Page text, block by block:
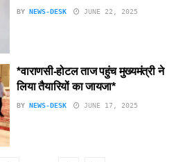
BY NEWS-DESK JUNE 22, 2025
*वाराणसी-होटल ताज पहुंच मुख्यमंत्री ने
लिया तैयारियों का जायजा*
BY NEWS-DESK JUNE 17, 2025